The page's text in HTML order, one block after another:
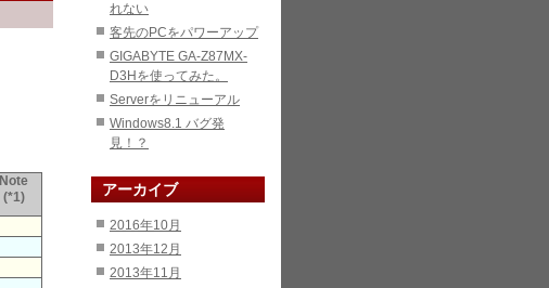
Note
(*1)
れない
客先のPCをパワーアップ
GIGABYTE GA-Z87MX-
D3Hを使ってみた。
Serverをリニューアル
Windows8.1 バグ発
見！？
アーカイブ
2016年10月
2013年12月
2013年11月